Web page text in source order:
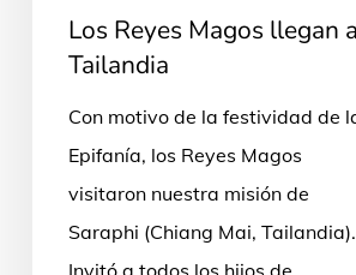
Los Reyes Magos llegan a
Tailandia
Con motivo de la festividad de
Epifanía, los Reyes Magos
visitaron nuestra misión de
Saraphi (Chiang Mai, Tailandia).
Invitó a todos los hijos de…